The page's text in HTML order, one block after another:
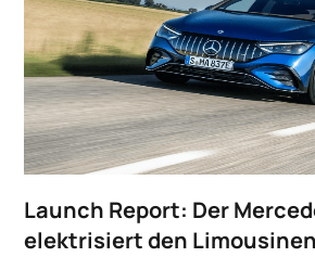
Launch Report: Der
elektrisiert den